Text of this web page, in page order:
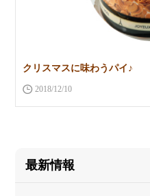
クリスマスに味わうパイ♪
2018/12/10
最新情報